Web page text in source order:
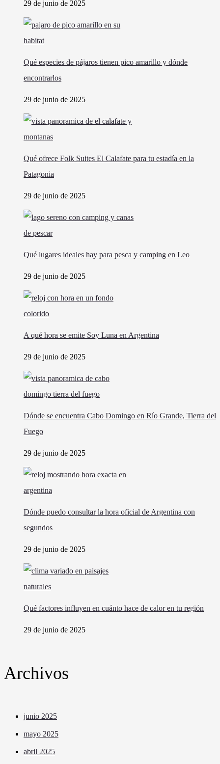
29 de junio de 2025
Qué especies de pájaros tienen pico amarillo y dónde
encontrarlos
29 de junio de 2025
Qué ofrece Folk Suites El Calafate para tu estadía en la
Patagonia
29 de junio de 2025
Qué lugares ideales hay para pesca y camping en Leo
29 de junio de 2025
A qué hora se emite Soy Luna en Argentina
29 de junio de 2025
Dónde se encuentra Cabo Domingo en Río Grande, Tierra del
Fuego
29 de junio de 2025
Dónde puedo consultar la hora oficial de Argentina con
segundos
29 de junio de 2025
Qué factores influyen en cuánto hace de calor en tu región
29 de junio de 2025
Archivos
junio 2025
mayo 2025
abril 2025